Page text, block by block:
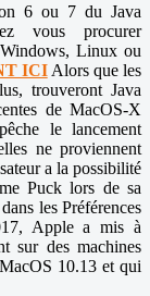
6 ou 7 du Java
vous procurer
Linux ou
ICIAlors que les
trouveront Java
de MacOS-X
le lancement
ne proviennent
a la possibilité
Puck lors de sa
les Préférences
Apple a mis à
sur des machines
10.13 et qui